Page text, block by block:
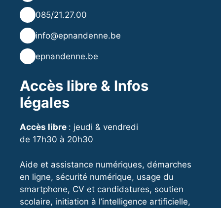
085/21.27.00
info@epnandenne.be
epnandenne.be
Accès libre & Infos
légales
Accès libre : jeudi & vendredi
de 17h30 à 20h30
Aide et assistance numériques, démarches
en ligne, sécurité numérique, usage du
smartphone, CV et candidatures, soutien
scolaire, initiation à l’intelligence artificielle,